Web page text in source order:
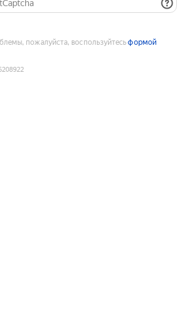
пожалуйста, воспользуйтесьформой